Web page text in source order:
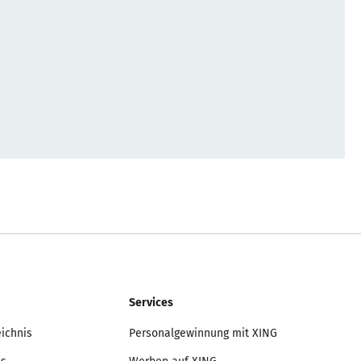
Services
Personalgewinnung mit XING